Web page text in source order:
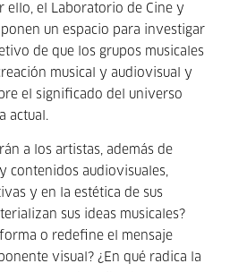
ello, el Laboratorio de Cine y
un espacio para investigar
de que los grupos musicales
musical y audiovisual y
el significado del universo
actual.
a los artistas, además de
contenidos audiovisuales,
y en la estética de sus
sus ideas musicales?
o redefine el mensaje
visual? ¿En qué radica la